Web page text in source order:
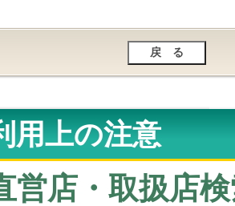
用上の注意
営店・取扱店